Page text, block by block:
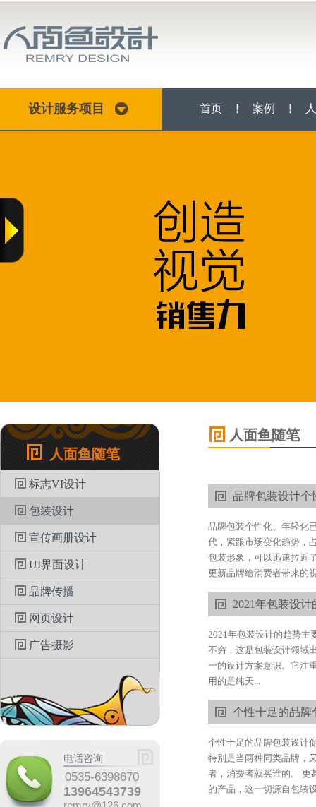
设计服务项目 首页 ┇ 案例 ┇
人面鱼随笔
标志VI设计
包装设计
宣传画册设计
UI界面设计
品牌传播
网页设计
广告摄影
电话咨询
0535-6398670
13964543739
人面鱼随笔
品牌包装设计个
品牌包装个性化、年轻化
代，紧跟市场变化趋势，
包装形象，可以迅速拉近
更新品牌给消费者带来的
2021年包装设
2021年包装设计的趋势主
不穷，这是包装设计领域
一的设计方案意识。它注
用的是纯天...
个性十足的品牌
个性十足的品牌包装设计
特别是当两种同类品牌，
者，消费者就买谁的。 更
的产品，这一切源自包装